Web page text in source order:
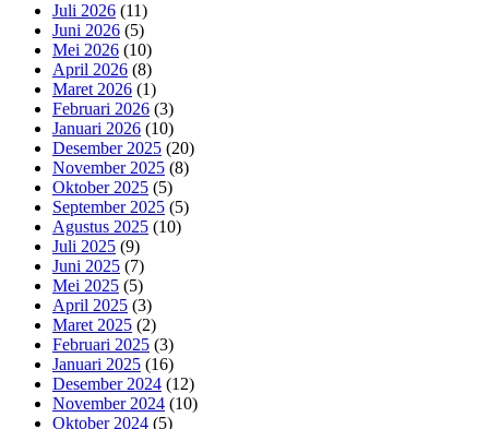
Juli 2026 (11)
Juni 2026 (5)
Mei 2026 (10)
April 2026 (8)
Maret 2026 (1)
Februari 2026 (3)
Januari 2026 (10)
Desember 2025 (20)
November 2025 (8)
Oktober 2025 (5)
September 2025 (5)
Agustus 2025 (10)
Juli 2025 (9)
Juni 2025 (7)
Mei 2025 (5)
April 2025 (3)
Maret 2025 (2)
Februari 2025 (3)
Januari 2025 (16)
Desember 2024 (12)
November 2024 (10)
Oktober 2024 (5)